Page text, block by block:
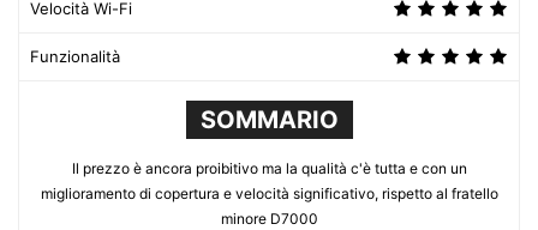
Velocità Wi-Fi
Funzionalità
SOMMARIO
Il prezzo è ancora proibitivo ma la qualità c'è tutta e con un
miglioramento di copertura e velocità significativo, rispetto al fratello
minore D7000